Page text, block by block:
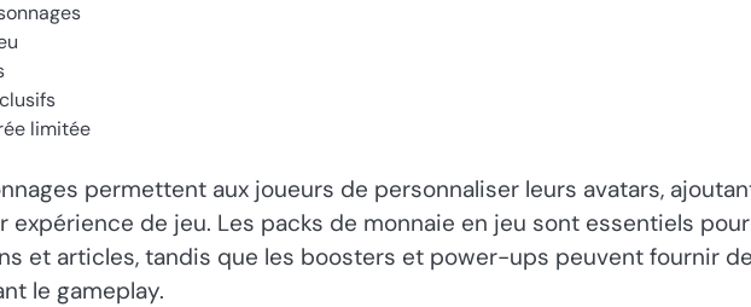
limitée
permettent aux joueurs de personnaliser leurs avatars,
expérience de jeu. Les packs de monnaie en jeu sont essentiels pour
et articles, tandis que les boosters et power-ups peuvent fournir
le gameplay.